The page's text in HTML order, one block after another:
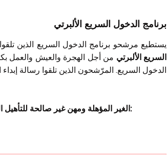
برنامج الدخول السريع الألبرتي
يستطيع مرشحو برنامج الدخول السريع الذين تلقوا
السريع الألبرتي من أجل الهجرة والعيش والعمل
الدخول السريع. المرّشحون الذين تلقوا رسالة
قائمة مهن الـ AOS الغير المؤهلة ومهن غير صالحة للتأهيل الى برنامج الدخول السريع الألبرتي وهي كالتالي: